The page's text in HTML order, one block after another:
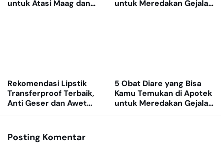
untuk Atasi Maag dan
untuk Meredakan Gejala
Rekomendasi Lipstik
Transferproof Terbaik,
Anti Geser dan Awet
5 Obat Diare yang Bisa
Kamu Temukan di Apotek
untuk Meredakan Gejala
Posting Komentar